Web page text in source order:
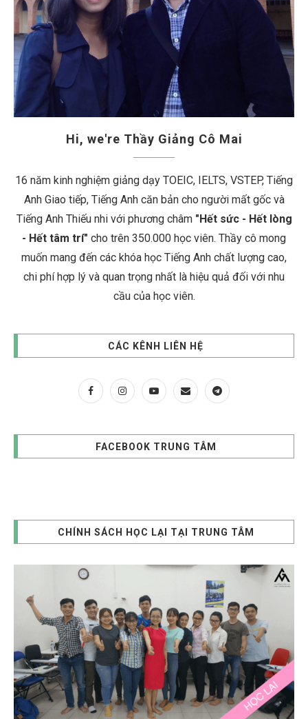
Hi, we're Thầy Giảng Cô Mai
16 năm kinh nghiệm giảng dạy TOEIC, IELTS, VSTEP, Tiếng
Anh Giao tiếp, Tiếng Anh căn bản cho người mất gốc và
Tiếng Anh Thiếu nhi với phương châm "Hết sức - Hết lòng
- Hết tâm trí" cho trên 350.000 học viên. Thầy cô mong
muốn mang đến các khóa học Tiếng Anh chất lượng cao,
chi phí hợp lý và quan trọng nhất là hiệu quả đối với nhu
cầu của học viên.
CÁC KÊNH LIÊN HỆ
FACEBOOK TRUNG TÂM
CHÍNH SÁCH HỌC LẠI TẠI TRUNG TÂM